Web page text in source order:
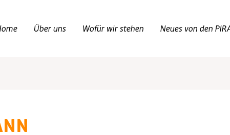
Über uns Wofür wir stehen Neues von den